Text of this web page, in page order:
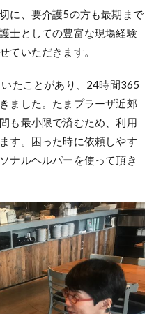
に、要介護5の方も最期まで
士としての豊富な現場経験
ていただきます。
たことがあり、24時間365
ました。たまプラーザ近郊
も最小限で済むため、利用
す。困った時に依頼しやす
ナルヘルパーを使って頂き